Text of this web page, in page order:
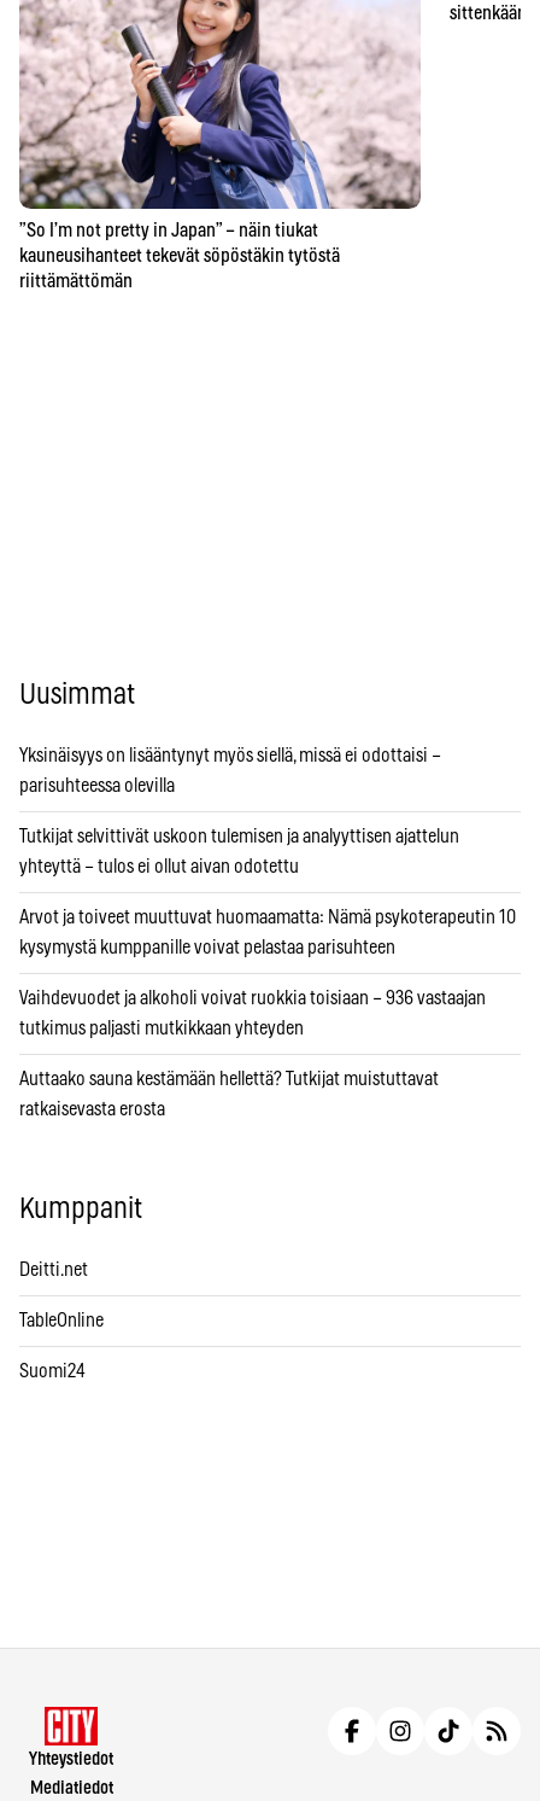
”So I’m not pretty in Japan” – näin tiukat
kauneusihanteet tekevät söpöstäkin tytöstä
riittämättömän
sittenkään
Uusimmat
Yksinäisyys on lisääntynyt myös siellä, missä ei odottaisi –
parisuhteessa olevilla
Tutkijat selvittivät uskoon tulemisen ja analyyttisen ajattelun
yhteyttä – tulos ei ollut aivan odotettu
Arvot ja toiveet muuttuvat huomaamatta: Nämä psykoterapeutin 10
kysymystä kumppanille voivat pelastaa parisuhteen
Vaihdevuodet ja alkoholi voivat ruokkia toisiaan – 936 vastaajan
tutkimus paljasti mutkikkaan yhteyden
Auttaako sauna kestämään hellettä? Tutkijat muistuttavat
ratkaisevasta erosta
Kumppanit
Deitti.net
TableOnline
Suomi24
Yhteystiedot
Mediatiedot